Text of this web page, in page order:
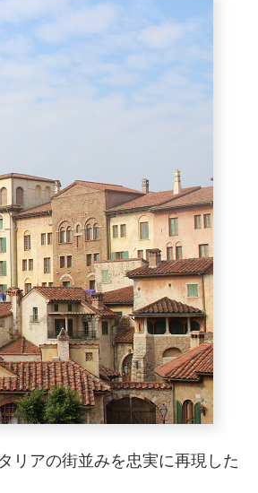
リアの街並みを忠実に再現した